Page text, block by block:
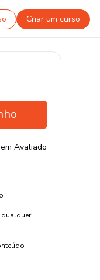
Criar um curso
Avaliado
qualquer